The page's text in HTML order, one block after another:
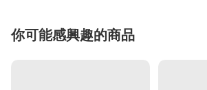
你可能感興趣的商品